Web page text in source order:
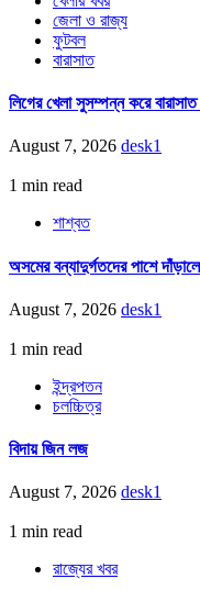
জেলা ও রাজ্য
ফুটবল
বারাসাত
লিগের খেলা সুসম্পন্ন করে বারাসাত
August 7, 2026 desk1
1 min read
শাশ্বত
অসমের বন্যাদুর্গতদের পাশে
August 7, 2026 desk1
1 min read
ইন্দ্রপতন
চলচ্চিত্র
বিদায় জিন লজ
August 7, 2026 desk1
1 min read
রাজ্যের খবর